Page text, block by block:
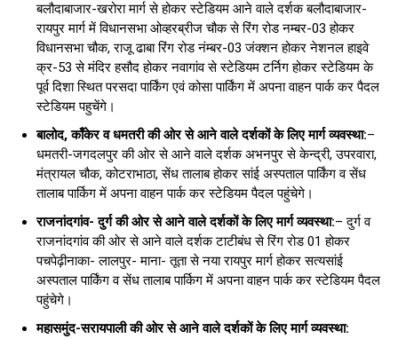
बलौदाबाजार-खरोरा मार्ग से होकर स्टेडियम आने वाले दर्शक बलौदाबाजार-
रायपुर मार्ग में विधानसभा ओव्हरब्रीज चौक से रिंग रोड नम्बर-03 होकर
विधानसभा चौक, राजू ढाबा रिंग रोड नंम्बर-03 जंक्शन होकर नेशनल हाइवे
क्र-53 से मंदिर हसौद होकर नवागांव से स्टेडियम टर्निग होकर स्टेडियम के
पूर्व दिशा स्थित परसदा पार्किंग एवं कोसा पार्किंग में अपना वाहन पार्क कर पैदल
स्टेडियम पहुचेंगे।
बालोद, काँकेर व धमतरी की ओर से आने वाले दर्शकों के लिए मार्ग व्यवस्था:–
धमतरी-जगदलपुर की ओर से आने वाले दर्शक अभनपुर से केन्द्री, उपरवारा,
मंत्रायल चौक, कोटराभाठा, सेंध तालाब होकर सांई अस्पताल पार्किंग व सेंध
तालाब पार्किग में अपना वाहन पार्क कर स्टेडियम पैदल पहुंचेगे।
राजनांदगांव- दुर्ग की ओर से आने वाले दर्शकों के लिए मार्ग व्यवस्था:– दुर्ग व
राजनांदगांव की ओर से आने वाले दर्शक टाटीबंध से रिंग रोड 01 होकर
पचपेढ़ीनाका- लालपुर- माना- तूता से नया रायपुर मार्ग होकर सत्यसांई
अस्पताल पार्किंग व सेंध तालाब पार्किग में अपना वाहन पार्क कर स्टेडियम पैदल
पहुंचेगे।
महासमुंद-सरायपाली की ओर से आने वाले दर्शकों के लिए मार्ग व्यवस्था: